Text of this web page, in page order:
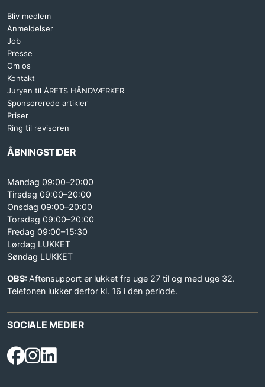
Bliv medlem
Anmeldelser
Job
Presse
Om os
Kontakt
Juryen til ÅRETS HÅNDVÆRKER
Sponsorerede artikler
Priser
Ring til revisoren
ÅBNINGSTIDER
Mandag 09:00–20:00
Tirsdag 09:00–20:00
Onsdag 09:00–20:00
Torsdag 09:00–20:00
Fredag 09:00–15:30
Lørdag LUKKET
Søndag LUKKET
OBS: Aftensupport er lukket fra uge 27 til og med uge 32.
Telefonen lukker derfor kl. 16 i den periode.
SOCIALE MEDIER